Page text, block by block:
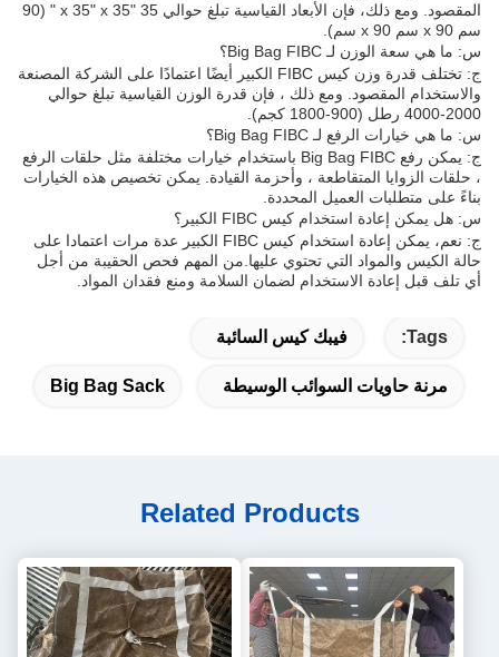
المقصود. ومع ذلك، فإن الأبعاد القياسية تبلغ حوالي 35 "x 35" x 35 " (90
سم x 90 سم x 90 سم).
س: ما هي سعة الوزن لـ Big Bag FIBC؟
ج: تختلف قدرة وزن كيس FIBC الكبير أيضًا اعتمادًا على الشركة المصنعة
والاستخدام المقصود. ومع ذلك ، فإن قدرة الوزن القياسية تبلغ حوالي
2000-4000 رطل (900-1800 كجم).
س: ما هي خيارات الرفع لـ Big Bag FIBC؟
ج: يمكن رفع Big Bag FIBC باستخدام خيارات مختلفة مثل حلقات الرفع
، حلقات الزوايا المتقاطعة ، وأحزمة القيادة. يمكن تخصيص هذه الخيارات
بناءً على متطلبات العميل المحددة.
س: هل يمكن إعادة استخدام كيس FIBC الكبير؟
ج: نعم، يمكن إعادة استخدام كيس FIBC الكبير عدة مرات اعتمادا على
حالة الكيس والمواد التي تحتوي عليها.من المهم فحص الحقيبة من أجل
أي تلف قبل إعادة الاستخدام لضمان السلامة ومنع فقدان المواد.
Tags: فيبك كيس السائبة
مرنة حاويات السوائب الوسيطة Big Bag Sack
Related Products